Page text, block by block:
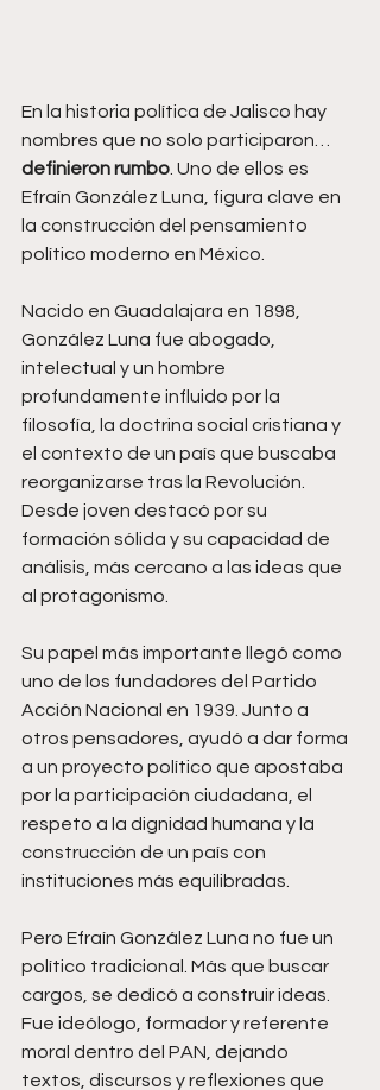
En la historia política de Jalisco hay
nombres que no solo participaron…
definieron rumbo . Uno de ellos es
Efraín González Luna, figura clave en
la construcción del pensamiento
político moderno en México.
Nacido en Guadalajara en 1898,
González Luna fue abogado,
intelectual y un hombre
profundamente influido por la
filosofía, la doctrina social cristiana y
el contexto de un país que buscaba
reorganizarse tras la Revolución.
Desde joven destacó por su
formación sólida y su capacidad de
análisis, más cercano a las ideas que
al protagonismo.
Su papel más importante llegó como
uno de los fundadores del Partido
Acción Nacional en 1939. Junto a
otros pensadores, ayudó a dar forma
a un proyecto político que apostaba
por la participación ciudadana, el
respeto a la dignidad humana y la
construcción de un país con
instituciones más equilibradas.
Pero Efraín González Luna no fue un
político tradicional. Más que buscar
cargos, se dedicó a construir ideas.
Fue ideólogo, formador y referente
moral dentro del PAN, dejando
textos, discursos y reflexiones que